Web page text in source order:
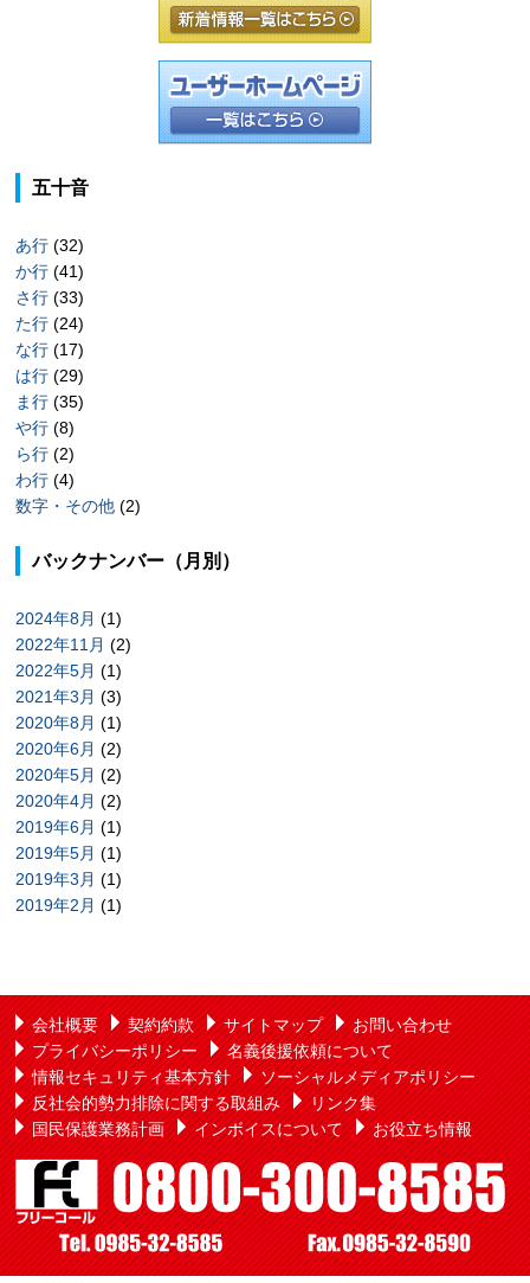
五十音
あ行 (32)
か行 (41)
さ行 (33)
た行 (24)
な行 (17)
は行 (29)
ま行 (35)
や行 (8)
ら行 (2)
わ行 (4)
数字・その他 (2)
バックナンバー（月別）
2024年8月 (1)
2022年11月 (2)
2022年5月 (1)
2021年3月 (3)
2020年8月 (1)
2020年6月 (2)
2020年5月 (2)
2020年4月 (2)
2019年6月 (1)
2019年5月 (1)
2019年3月 (1)
2019年2月 (1)
会社概要 契約約款 サイトマップ
お問い合わせ
プライバシーポリシー
名義後援依頼について
情報セキュリティ基本方針
ソーシャルメディアポリシー
反社会的勢力排除に関する取組み
リンク集
国民保護業務計画
インボイスについて お役立ち情報